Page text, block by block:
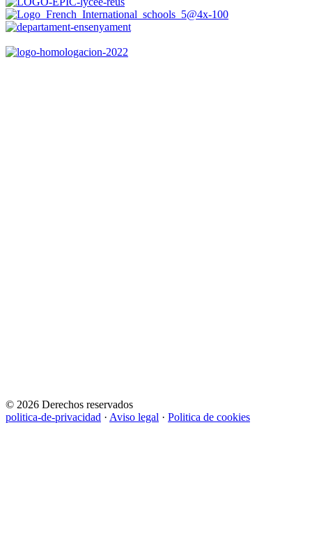
© 2026 Derechos reservados
politica-de-privacidad · Aviso legal · Politica de cookies